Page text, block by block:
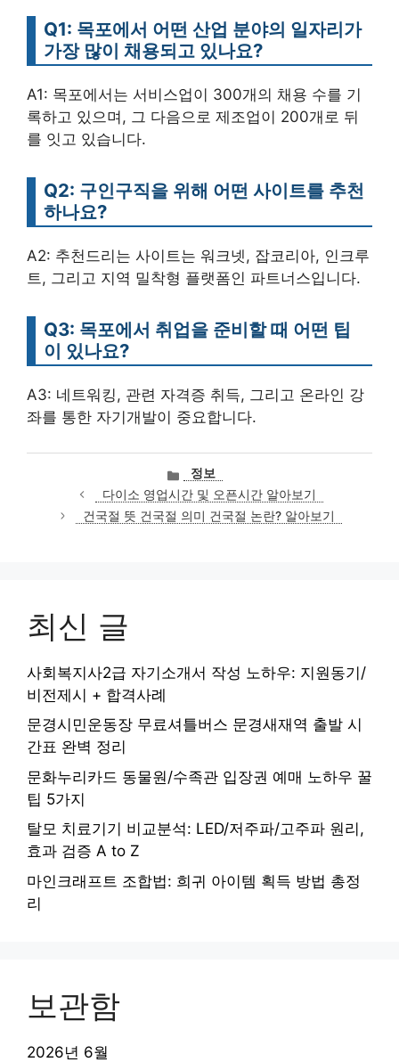
Q1: 목포에서 어떤 산업 분야의 일자리가
가장 많이 채용되고 있나요?
A1: 목포에서는 서비스업이 300개의 채용 수를 기
록하고 있으며, 그 다음으로 제조업이 200개로 뒤
를 잇고 있습니다.
Q2: 구인구직을 위해 어떤 사이트를 추천
하나요?
A2: 추천드리는 사이트는 워크넷, 잡코리아, 인크루
트, 그리고 지역 밀착형 플랫폼인 파트너스입니다.
Q3: 목포에서 취업을 준비할 때 어떤 팁
이 있나요?
A3: 네트워킹, 관련 자격증 취득, 그리고 온라인 강
좌를 통한 자기개발이 중요합니다.
카
테
고
리
정보
다이소 영업시간 및 오픈시간 알아보기
건국절 뜻 건국절 의미 건국절 논란? 알아보기
최신 글
사회복지사2급 자기소개서 작성 노하우: 지원동기/
비전제시 + 합격사례
문경시민운동장 무료셔틀버스 문경새재역 출발 시
간표 완벽 정리
문화누리카드 동물원/수족관 입장권 예매 노하우 꿀
팁 5가지
탈모 치료기기 비교분석: LED/저주파/고주파 원리,
효과 검증 A to Z
마인크래프트 조합법: 희귀 아이템 획득 방법 총정
리
보관함
2026년 6월